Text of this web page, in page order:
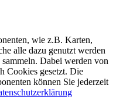
wie z.B. Karten,
alle dazu genutzt werden
Dabei werden von
Cookies gesetzt. Die
können Sie jederzeit